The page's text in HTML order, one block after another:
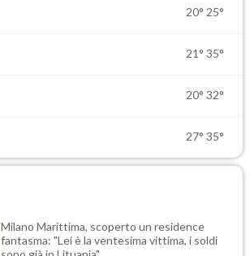
20° 25°
21° 35°
20° 32°
27° 35°
Milano Marittima, scoperto un residence
fantasma: "Lei è la ventesima vittima, i soldi